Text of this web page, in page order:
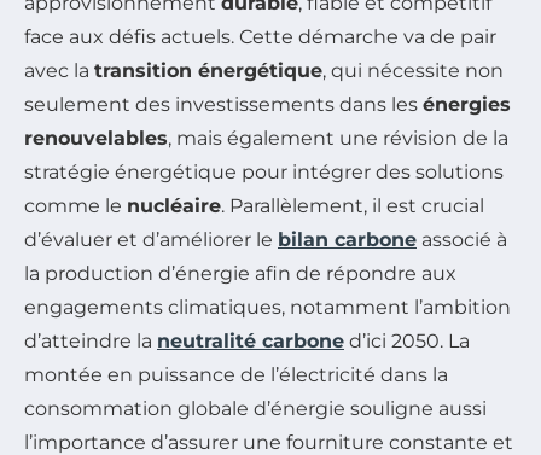
face aux défis actuels. Cette démarche va de pair
avec la transition énergétique, qui nécessite non
seulement des investissements dans les énergies
renouvelables, mais également une révision de la
stratégie énergétique pour intégrer des solutions
comme le nucléaire. Parallèlement, il est crucial
d’évaluer et d’améliorer le bilan carbone associé à
la production d’énergie afin de répondre aux
engagements climatiques, notamment l’ambition
d’atteindre la neutralité carbone d’ici 2050. La
montée en puissance de l’électricité dans la
consommation globale d’énergie souligne aussi
l’importance d’assurer une fourniture constante et